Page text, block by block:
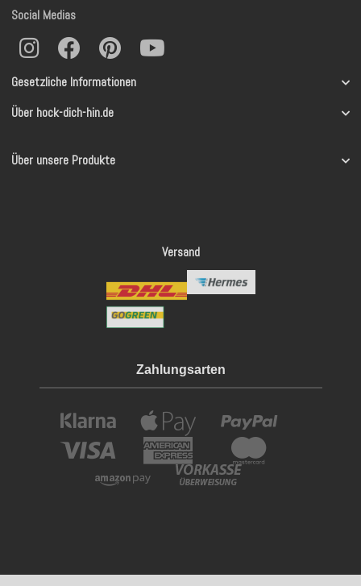
Gesetzliche Informationen
Über hock-dich-hin.de
Über unsere Produkte
Social Medias
Versand
Zahlungsarten